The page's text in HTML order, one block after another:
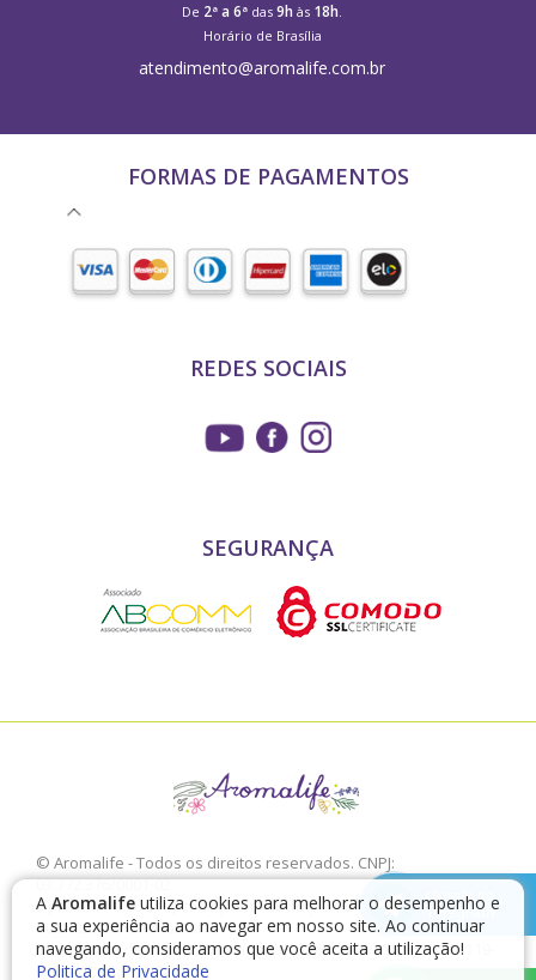
A Aromalife utiliza cookies para melhorar o desempenho e
a sua experiência ao navegar em nosso site. Ao continuar
navegando, consideramos que você aceita a utilização!
Politica de Privacidade
chamar no
Telegram
De 2ª a 6ª das 9h às 18h.
Horário de Brasília
atendimento@aromalife.com.br
FORMAS DE PAGAMENTOS
REDES SOCIAIS
SEGURANÇA
© Aromalife - Todos os direitos reservados. CNPJ:
03.772.376/0001-02
É proibido a sua reprodução, total ou parcial, sem a expressa
autorização da Aromalife.
Rua: Conde de Irajá, 17 V. Mariana - São Paulo - SP / CEP: 04119-
010